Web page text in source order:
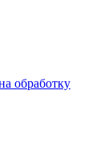
обработку